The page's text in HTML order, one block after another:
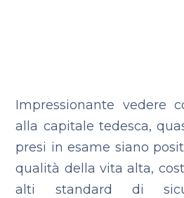
Impressionante vedere
alla capitale tedesca,
presi in esame siano
qualità della vita alta,
alti standard di